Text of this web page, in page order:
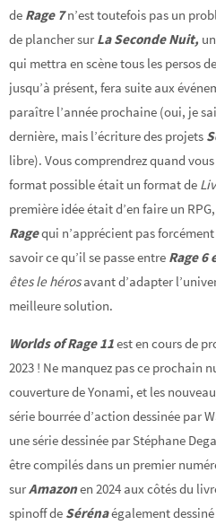
de Rage 7n’est toutefois pas un
de plancher sur La Seconde Nuit, un
qui mettra en scène tous les persos de
jusqu’à présent, fera suite aux
paraître l’année prochaine (oui, je
dernière, mais l’écriture des projets
libre). Vous comprendrez quand
format possible était un format de
première idée était d’en faire un
Ragequi n’apprécient pas
savoir ce qu’il se passe entre Rage 6
êtes le hérosavant d’adapter
meilleure solution.
Worlds of Rage 11est en cours de
2023 ! Ne manquez pas ce prochain
couverture de Yonami, et les
série bourrée d’action dessinée par
une série dessinée par Stéphane
être compilés dans un premier
surAmazonen 2024 aux côtés du
spinoff de Sérénaégalement